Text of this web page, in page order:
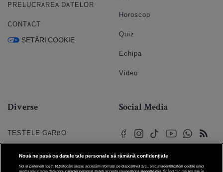
PRELUCRAREA DATELOR
CONTACT
SETĂRI COOKIE
Horoscop
Quiz
Echipa
Video
Diverse
TESTELE GARBO
HOROSCOP
Social Media
Nouă ne pasă ca datele tale personale să rămână confidențiale
Noi și partenerii noștri 610stocăm și/sau accesăm informații pe dispozitivul dvs., precum identificatorii cookie unici
pentru prelucrarea datelor cu caracter personal. Puteți accepta sau gestiona alegerile dvs. făcând clic mai jos sau în